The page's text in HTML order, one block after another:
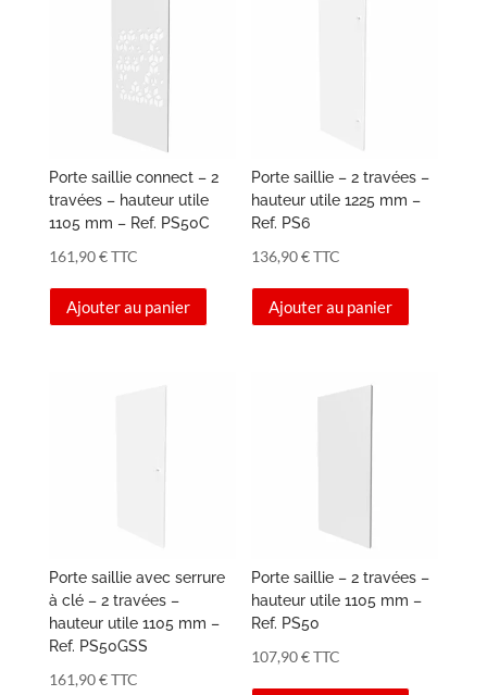
Porte saillie connect – 2
travées – hauteur utile
1105 mm – Ref. PS50C
161,90€TTC
Ajouter au panier
Porte saillie – 2 travées –
hauteur utile 1225 mm –
Ref. PS6
136,90€TTC
Ajouter au panier
Porte saillie avec serrure
à clé – 2 travées –
hauteur utile 1105 mm –
Ref. PS50GSS
161,90€TTC
Porte saillie – 2 travées –
hauteur utile 1105 mm –
Ref. PS50
107,90€TTC